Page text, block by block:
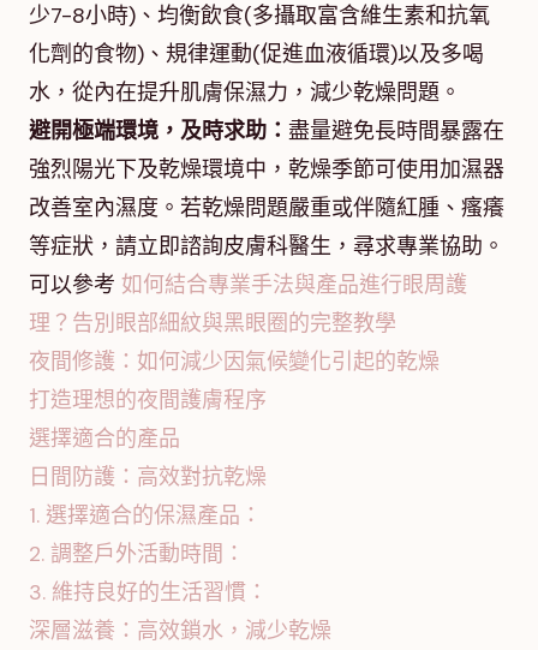
少7-8小時)、均衡飲食(多攝取富含維生素和抗氧
化劑的食物)、規律運動(促進血液循環)以及多喝
水，從內在提升肌膚保濕力，減少乾燥問題。
避開極端環境，及時求助： 盡量避免長時間暴露在
強烈陽光下及乾燥環境中，乾燥季節可使用加濕器
改善室內濕度。若乾燥問題嚴重或伴隨紅腫、瘙癢
等症狀，請立即諮詢皮膚科醫生，尋求專業協助。
可以參考 如何結合專業手法與產品進行眼周護
理？告別眼部細紋與黑眼圈的完整教學
夜間修護：如何減少因氣候變化引起的乾燥
打造理想的夜間護膚程序
選擇適合的產品
日間防護：高效對抗乾燥
1. 選擇適合的保濕產品：
2. 調整戶外活動時間：
3. 維持良好的生活習慣：
深層滋養：高效鎖水，減少乾燥